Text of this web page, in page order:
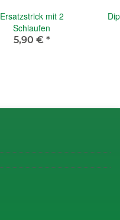
Ersatzstrick mit 2
Schlaufen
5,90 € *